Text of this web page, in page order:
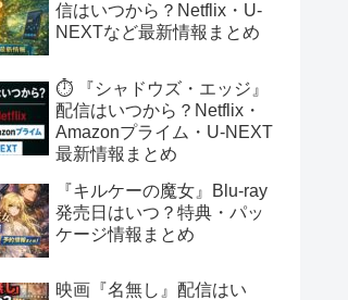
信はいつから？Netflix・U-
NEXTなど最新情報まとめ
⏱️ 『シャドウズ・エッジ』
配信はいつから？Netflix・
Amazonプライム・U-NEXT
最新情報まとめ
『キルケーの魔女』Blu-ray
発売日はいつ？特典・パッ
ケージ情報まとめ
映画『名無し』配信はい